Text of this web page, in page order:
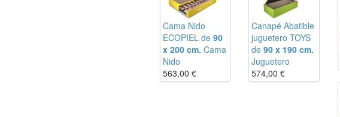
Cama Nido
ECOPIEL de 90
x 200 cm. Cama
Nido
563,00 €
Canapé Abatible
juguetero TOYS
de90 x 190 cm.
Juguetero
574,00 €